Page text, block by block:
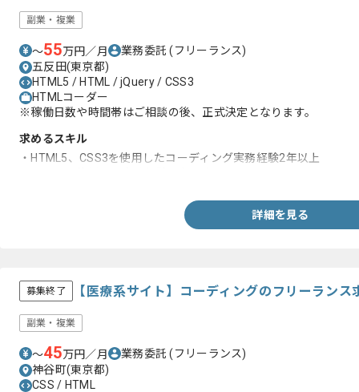
副業・複業
〜55万円／月 業務委託(フリーランス)
五反田(東京都)
HTML5 / HTML / jQuery / CSS3
HTMLコーダー
※稼働日数や時間帯はご相談の後、正式決定となります。
求めるスキル
・HTML5、CSS3を使用したコーディング実務経験2年以上
詳細を見る
募集終了 【医療系サイト】コーディングのフリーランス
副業・複業
〜45万円／月 業務委託(フリーランス)
神谷町(東京都)
CSS / HTML